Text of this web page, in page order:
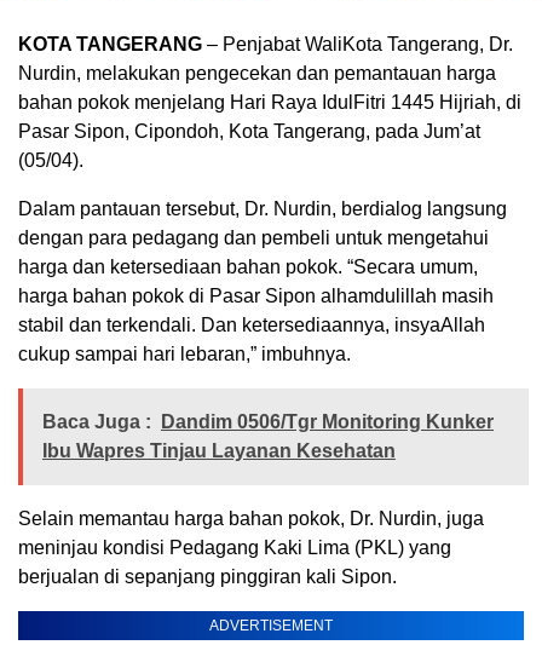
KOTA TANGERANG – Penjabat WaliKota Tangerang, Dr.
Nurdin, melakukan pengecekan dan pemantauan harga
bahan pokok menjelang Hari Raya IdulFitri 1445 Hijriah, di
Pasar Sipon, Cipondoh, Kota Tangerang, pada Jum’at
(05/04).
Dalam pantauan tersebut, Dr. Nurdin, berdialog langsung
dengan para pedagang dan pembeli untuk mengetahui
harga dan ketersediaan bahan pokok. “Secara umum,
harga bahan pokok di Pasar Sipon alhamdulillah masih
stabil dan terkendali. Dan ketersediaannya, insyaAllah
cukup sampai hari lebaran,” imbuhnya.
Baca Juga :
Dandim 0506/Tgr Monitoring Kunker
Ibu Wapres Tinjau Layanan Kesehatan
Selain memantau harga bahan pokok, Dr. Nurdin, juga
meninjau kondisi Pedagang Kaki Lima (PKL) yang
berjualan di sepanjang pinggiran kali Sipon.
ADVERTISEMENT